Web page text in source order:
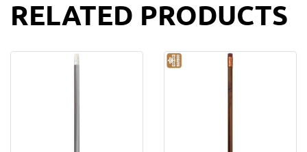
RELATED PRODUCTS